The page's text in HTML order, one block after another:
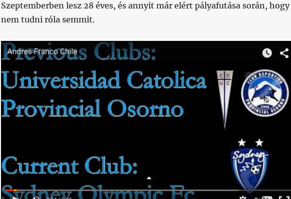
Szeptemberben lesz 28 éves, és annyit már elért pályafutása során, hogy
nem tudni róla semmit.